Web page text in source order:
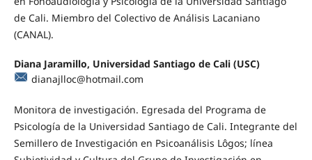
de Cali. Miembro del Colectivo de Análisis Lacaniano
(CANAL).
Diana Jaramillo, Universidad Santiago de Cali (USC)
dianajlloc@hotmail.com
Monitora de investigación. Egresada del Programa de
Psicología de la Universidad Santiago de Cali. Integrante del
Semillero de Investigación en Psicoanálisis Lôgos; línea